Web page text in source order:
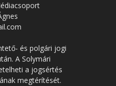
és polgári jogi
A Solymári
a jogsértés
megtérítését.